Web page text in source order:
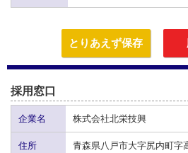
とりあえず保存
採用窓口
企業名 株式会社北栄技興
住所 青森県八戸市大字尻内町字